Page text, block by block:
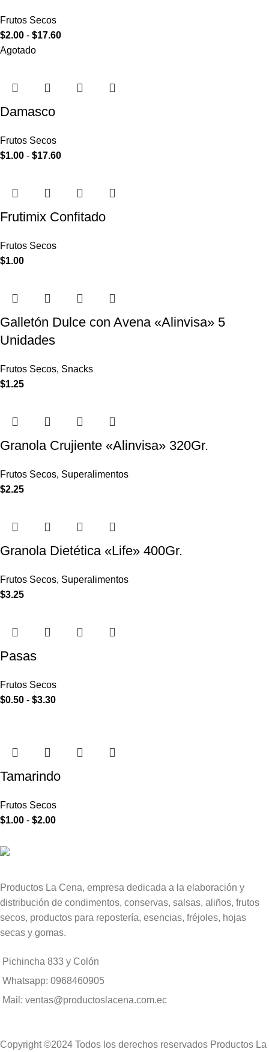
Frutos Secos
$2.00 - $17.60
Agotado
Damasco
Frutos Secos
$1.00 - $17.60
Frutimix Confitado
Frutos Secos
$1.00
Galletón Dulce con Avena «Alinvisa» 5
Unidades
Frutos Secos, Snacks
$1.25
Granola Crujiente «Alinvisa» 320Gr.
Frutos Secos, Superalimentos
$2.25
Granola Dietética «Life» 400Gr.
Frutos Secos, Superalimentos
$3.25
Pasas
Frutos Secos
$0.50 - $3.30
Tamarindo
Frutos Secos
$1.00 - $2.00
Productos La Cena, empresa dedicada a la elaboración y
distribución de condimentos, conservas, salsas, aliños, frutos
secos, productos para repostería, esencias, fréjoles, hojas
secas y gomas.
Pichincha 833 y Colón
Whatsapp: 0968460905
Mail: ventas@productoslacena.com.ec
Copyright ©2024 Todos los derechos reservados Productos La